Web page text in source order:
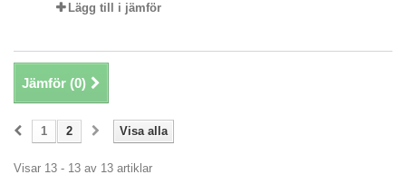
Lägg till i jämför
Jämför (0)
Visa alla
1 2
Visar 13 - 13 av 13 artiklar